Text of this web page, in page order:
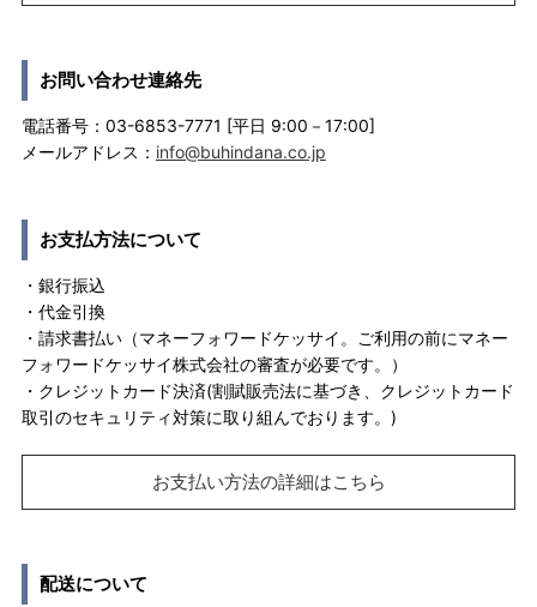
お問い合わせ連絡先
電話番号：03-6853-7771 [平日 9:00－17:00]
メールアドレス： info@buhindana.co.jp
お支払方法について
・銀行振込
・代金引換
・請求書払い（マネーフォワードケッサイ。ご利用の前にマネー
フォワードケッサイ株式会社の審査が必要です。）
・クレジットカード決済(割賦販売法に基づき、クレジットカード
取引のセキュリティ対策に取り組んでおります。)
お支払い方法の詳細はこちら
配送について